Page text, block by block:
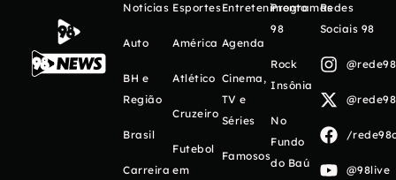
Notícias
Auto
BH e
Região
Brasil
Carreira
Esportes
América
Atlético
Cruzeiro
Futebol
em
Entretenimento
Agenda
Cinema,
TV e
Séries
Famosos
Programas
98
Rock
Insônia
No
Fundo
do Baú
Redes
Sociais 98
/
@98live